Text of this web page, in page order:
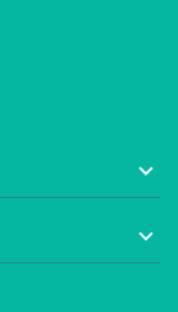

